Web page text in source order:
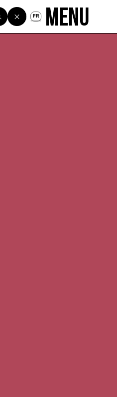
FR Menu